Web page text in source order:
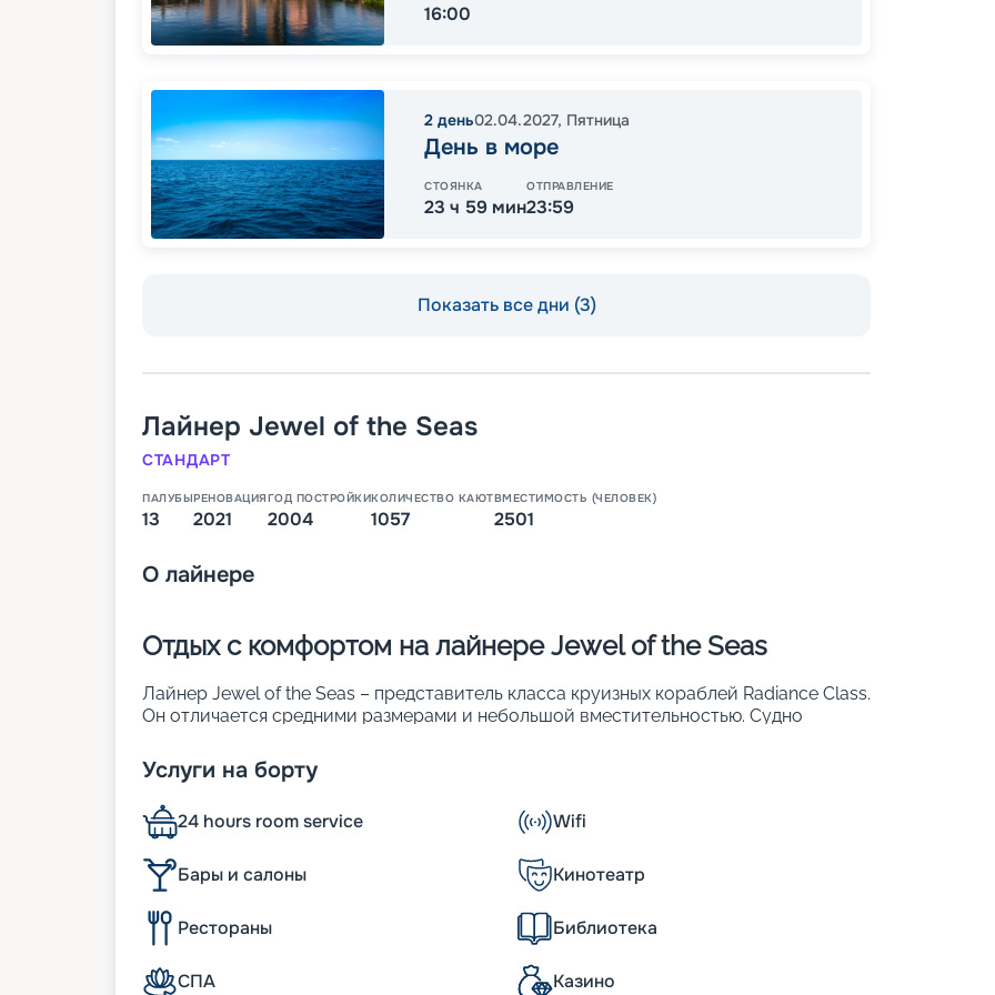
16:00
2 день02.04.2027, Пятница
День в море
СТОЯНКА
23 ч 59 мин
ОТПРАВЛЕНИЕ
23:59
Показать все дни (3)
Лайнер Jewel of the Seas
СТАНДАРТ
ПАЛУБЫ
13
РЕНОВАЦИЯ
2021
ГОД ПОСТРОЙКИ
2004
КОЛИЧЕСТВО КАЮТ
1057
ВМЕСТИМОСТЬ (ЧЕЛОВЕК)
2501
О лайнере
Отдых с комфортом на лайнере Jewel of the Seas
Лайнер Jewel of the Seas – представитель класса круизных кораблей Radiance Class.
Он отличается средними размерами и небольшой вместительностью. Судно
которую потрачено 20 миллионов долларов. Большое внимание уделялось
интерьеру и обеспечению комфорта пассажиров. Изюминка лайнера – центральное
пространство со стеклянным куполом и панорамными лифтами. Другие его
особенности:
• длина – 293 м;
• число пассажирских палуб – 12;
• водоизмещение – около 90 тыс. т;
• осадка – 8 м;
• общее число кают – 1 057. Около половины из них имеют собственные балконы. В
каютах можно разместить 2 501 человека.
Услуги на борту
24 hours room service Wifi
Бары и салоны Кинотеатр
Рестораны Библиотека
СПА Казино